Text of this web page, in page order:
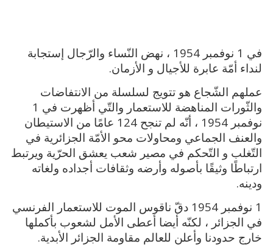
في 1 نوفمبر 1954 ، نهض النّساء والرّجال إستجابة
لنداء أمّة عابرة للأجيال و الأزمان.
عملهم الشّجاع هو تتويج لسلسلة من الانتفاضات
والثّورات المناهضة للاستعمار والتّي أظهرت في 1
نوفمبر 1954 ، أنّه لم تنجح 124 عامًا من الاستيطان
والعنف الجماعي ومحاولات محو الأمّة الجزائرية في
التّغلب و التّحكم في مصير شعب يعشق الحرّية ويرتبط
ارتباطًا وثيقًا بأصوله وأرضه وثقافات أجداده ولغاته
ودينه.
1 نوفمبر 1954 دقّ ناقوس الموت للاستعمار الفرنسي
في الجزائر ، لكنّه أيضا أعطى الأمل لشعوب بأكملها
خارج حدودنا وأعلن للعالم مقاومة الجزائر الأبدية.